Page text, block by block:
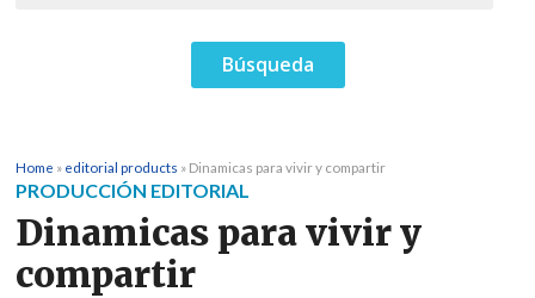
Home » editorial products » Dinamicas para vivir y compartir
PRODUCCIÓN EDITORIAL
Dinamicas para vivir y
compartir